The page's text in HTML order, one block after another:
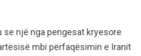
një nga pengesat kryesore
mbi përfaqësimin e Iranit